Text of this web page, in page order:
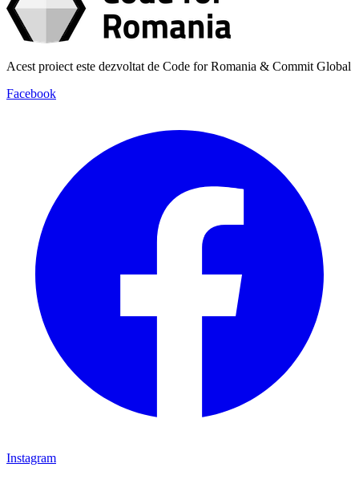
Acest proiect este dezvoltat de Code for Romania & Commit Global
Facebook
Instagram